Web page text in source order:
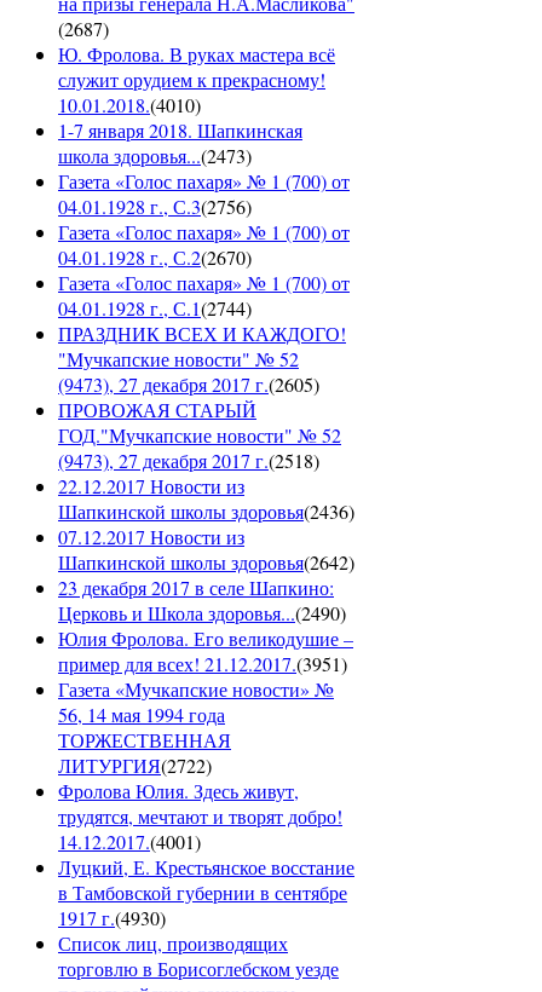
(2687)
Ю. Фролова. В руках мастера всё
служит орудием к прекрасному!
10.01.2018.(4010)
1-7 января 2018. Шапкинская
школа здоровья...(2473)
Газета «Голос пахаря» № 1 (700) от
04.01.1928 г., С.3(2756)
Газета «Голос пахаря» № 1 (700) от
04.01.1928 г., С.2(2670)
Газета «Голос пахаря» № 1 (700) от
04.01.1928 г., С.1(2744)
ПРАЗДНИК ВСЕХ И КАЖДОГО!
"Мучкапские новости" № 52
(9473), 27 декабря 2017 г.(2605)
ПРОВОЖАЯ СТАРЫЙ
ГОД."Мучкапские новости" № 52
(9473), 27 декабря 2017 г.(2518)
22.12.2017 Новости из
Шапкинской школы здоровья(2436)
07.12.2017 Новости из
Шапкинской школы здоровья(2642)
23 декабря 2017 в селе Шапкино:
Церковь и Школа здоровья...(2490)
Юлия Фролова. Его великодушие –
пример для всех! 21.12.2017.(3951)
Газета «Мучкапские новости» №
56, 14 мая 1994 года
ТОРЖЕСТВЕННАЯ
ЛИТУРГИЯ(2722)
Фролова Юлия. Здесь живут,
трудятся, мечтают и творят добро!
14.12.2017.(4001)
Луцкий, Е. Крестьянское восстание
в Тамбовской губернии в сентябре
1917 г.(4930)
Список лиц, производящих
торговлю в Борисоглебском уезде